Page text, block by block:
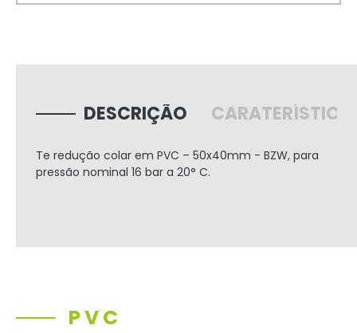
DESCRIÇÃO
Te redução colar em PVC – 50x40mm - BZW, para
pressão nominal 16 bar a 20° C.
PVC